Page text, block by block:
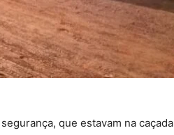
que estavam na caçada